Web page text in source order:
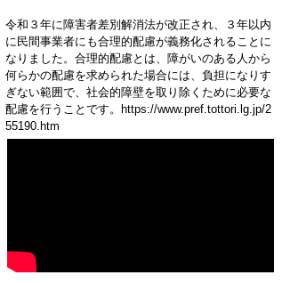
令和３年に障害者差別解消法が改正され、３年以内
に民間事業者にも合理的配慮が義務化されることに
なりました。合理的配慮とは、障がいのある人から
何らかの配慮を求められた場合には、負担になりす
ぎない範囲で、社会的障壁を取り除くために必要な
配慮を行うことです。https://www.pref.tottori.lg.jp/2
55190.htm